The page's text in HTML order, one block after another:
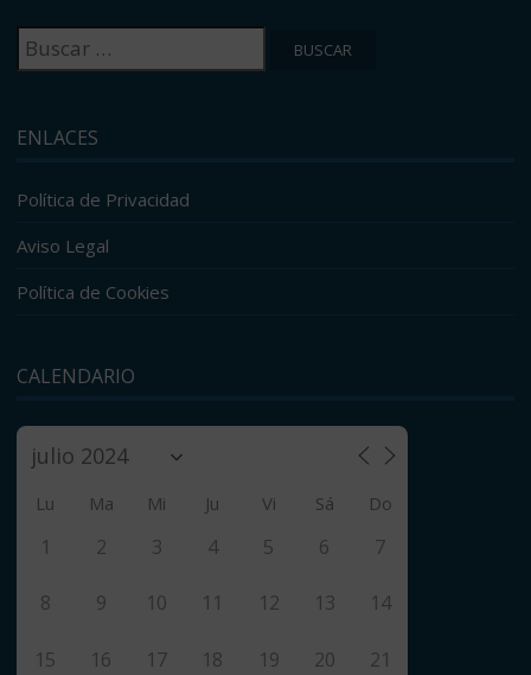
Buscar:
ENLACES
Política de Privacidad
Aviso Legal
Política de Cookies
CALENDARIO
Lu Ma Mi Ju Vi Sá Do
1 2 3 4 5 6 7
8 9 10 11 12 13 14
15 16 17 18 19 20 21